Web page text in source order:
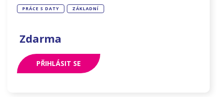
PRÁCE S DATY ZÁKLADNÍ
Zdarma
PŘIHLÁSIT SE